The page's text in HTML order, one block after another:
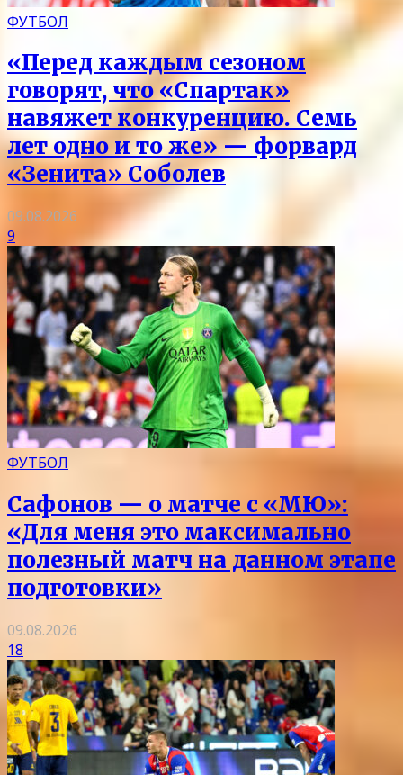
ФУТБОЛ
«Перед каждым сезоном
говорят, что «Спартак»
навяжет конкуренцию. Семь
лет одно и то же» — форвард
«Зенита» Соболев
09.08.2026
9
ФУТБОЛ
Сафонов — о матче с «МЮ»:
«Для меня это максимально
полезный матч на данном этапе
подготовки»
09.08.2026
18